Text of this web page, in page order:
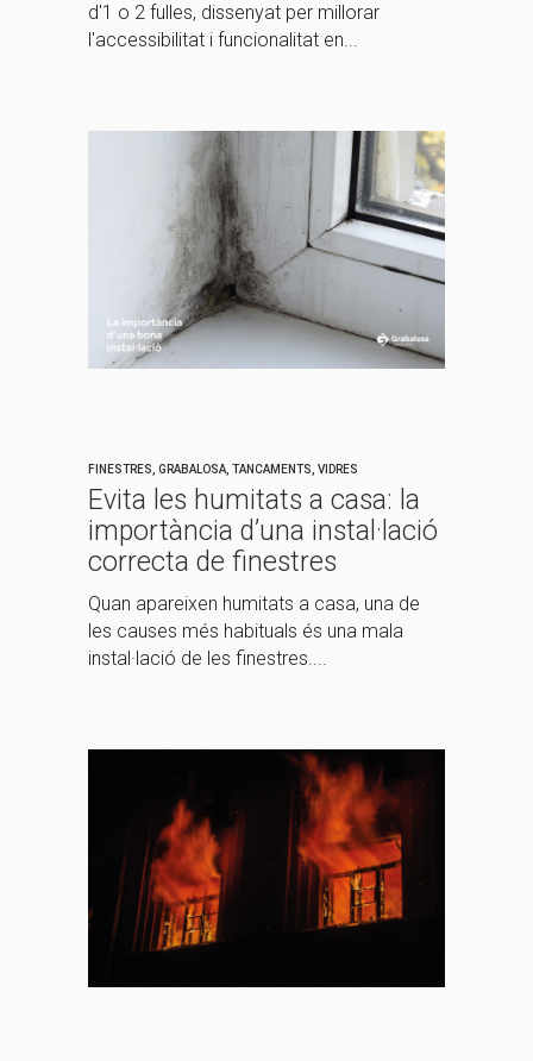
d'1 o 2 fulles, dissenyat per millorar
l'accessibilitat i funcionalitat en...
FINESTRES GRABALOSA TANCAMENTS VIDRES
Evita les humitats a casa: la
importància d’una instal·lació
correcta de finestres
Quan apareixen humitats a casa, una de
les causes més habituals és una mala
instal·lació de les finestres....